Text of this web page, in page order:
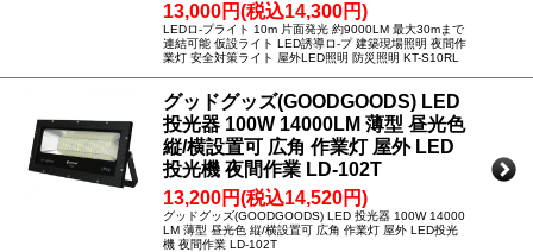
13,000円(税込14,300円)
LEDロ-プライト 10m 片面発光 約9000LM 最大30mまで
連結可能 仮設ライト LED誘導ロ-プ 建築現場照明 夜間作
業灯 安全対策ライト 屋外LED照明 防災照明 KT-S10RL
グッドグッズ(GOODGOODS) LED
投光器 100W 14000LM 薄型 昼光色
縦/横設置可 広角 作業灯 屋外 LED
投光機 夜間作業 LD-102T
13,200円(税込14,520円)
グッドグッズ(GOODGOODS) LED 投光器 100W 14000
LM 薄型 昼光色 縦/横設置可 広角 作業灯 屋外 LED投光
機 夜間作業 LD-102T